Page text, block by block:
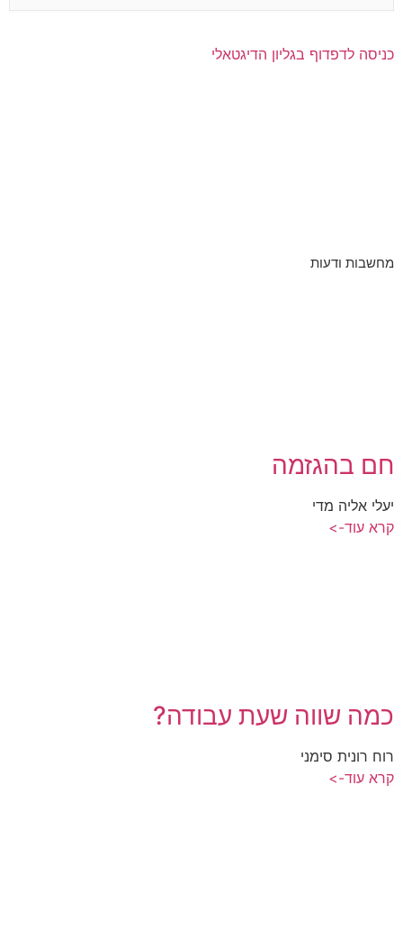
כניסה לדפדוף בגליון הדיגטאלי
מחשבות ודעות
חם בהגזמה
יעלי אליה מדי
קרא עוד->
כמה שווה שעת עבודה?
רוח רונית סימני
קרא עוד->